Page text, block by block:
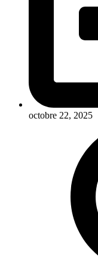
octobre 22, 2025